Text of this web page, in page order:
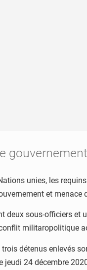
unies, les
et
deux sous-officiers
militaropolitique
détenus enlevés
jeudi 24 décembre